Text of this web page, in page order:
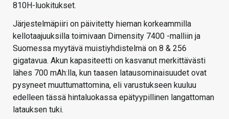
810H-luokitukset.
Järjestelmäpiiri on päivitetty hieman korkeammilla
kellotaajuuksilla toimivaan Dimensity 7400 -malliin ja
Suomessa myytävä muistiyhdistelmä on 8 & 256
gigatavua. Akun kapasiteetti on kasvanut merkittävästi
lähes 700 mAh:lla, kun taasen latausominaisuudet ovat
pysyneet muuttumattomina, eli varustukseen kuuluu
edelleen tässä hintaluokassa epätyypillinen langattoman
latauksen tuki.